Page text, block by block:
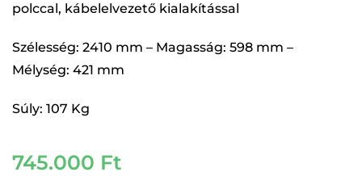
polccal, kábelelvezető kialakítással
Szélesség: 2410 mm – Magasság: 598 mm –
Mélység: 421 mm
Súly: 107 Kg
745.000 Ft